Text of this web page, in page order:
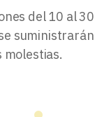
del 10 al 30
suministrarán
molestias.